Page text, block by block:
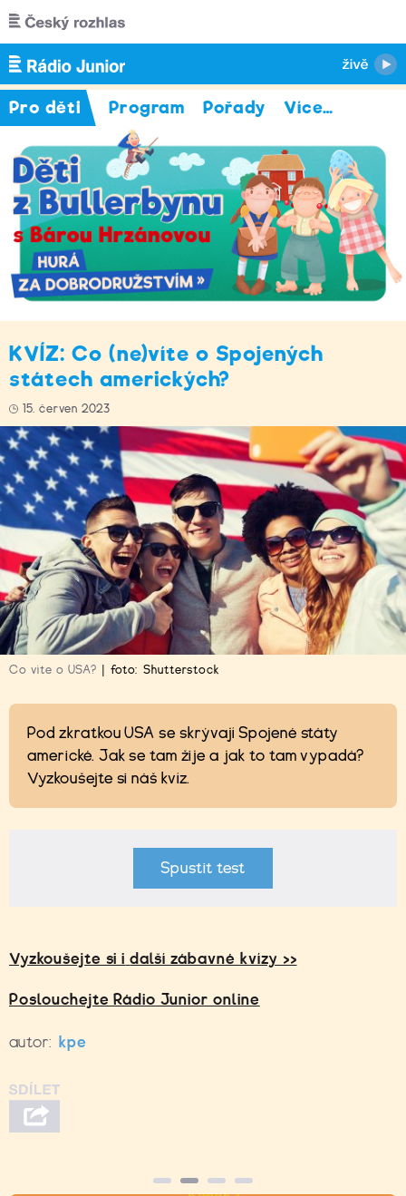
Přejít k hlavnímu obsahu
Pro děti Program Pořady Více…
KVÍZ: Co (ne)víte o Spojených
státech amerických?
15. červen 2023
Co víte o USA? foto: Shutterstock
Pod zkratkou USA se skrývají Spojené státy
americké. Jak se tam žije a jak to tam vypadá?
Vyzkoušejte si náš kvíz.
Spustit test
Vyzkoušejte si i další zábavné kvízy >>
Poslouchejte Rádio Junior online
autor: kpe